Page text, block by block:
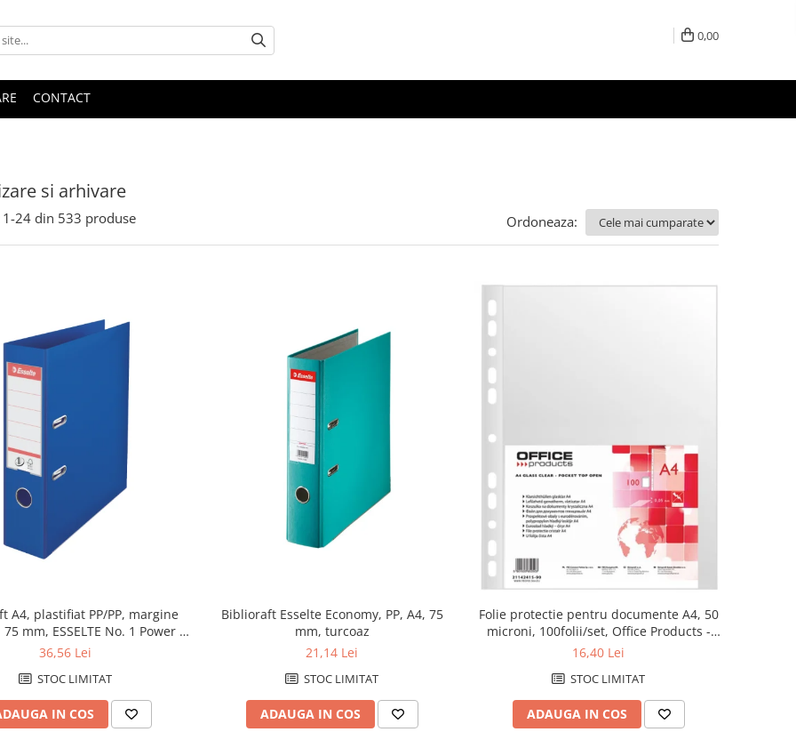
0,00
CONTACT
si arhivare
1-24 din 533 produse Ordoneaza:
A4, plastifiat PP/PP, margine
mm, ESSELTE No. 1 Power -
albastru
36,56 Lei
STOC LIMITAT
IN COS
Biblioraft Esselte Economy, PP, A4, 75
mm, turcoaz
21,14 Lei
STOC LIMITAT
ADAUGA IN COS
Folie protectie pentru documente A4, 50
microni, 100folii/set, Office Products -
cristal
16,40 Lei
STOC LIMITAT
ADAUGA IN COS